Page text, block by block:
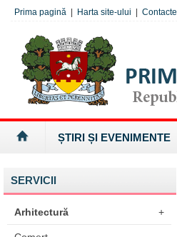
Prima pagină Harta site-ului Contacte
ȘTIRI ȘI EVENIMENTE
SERVICII
Arhitectură +